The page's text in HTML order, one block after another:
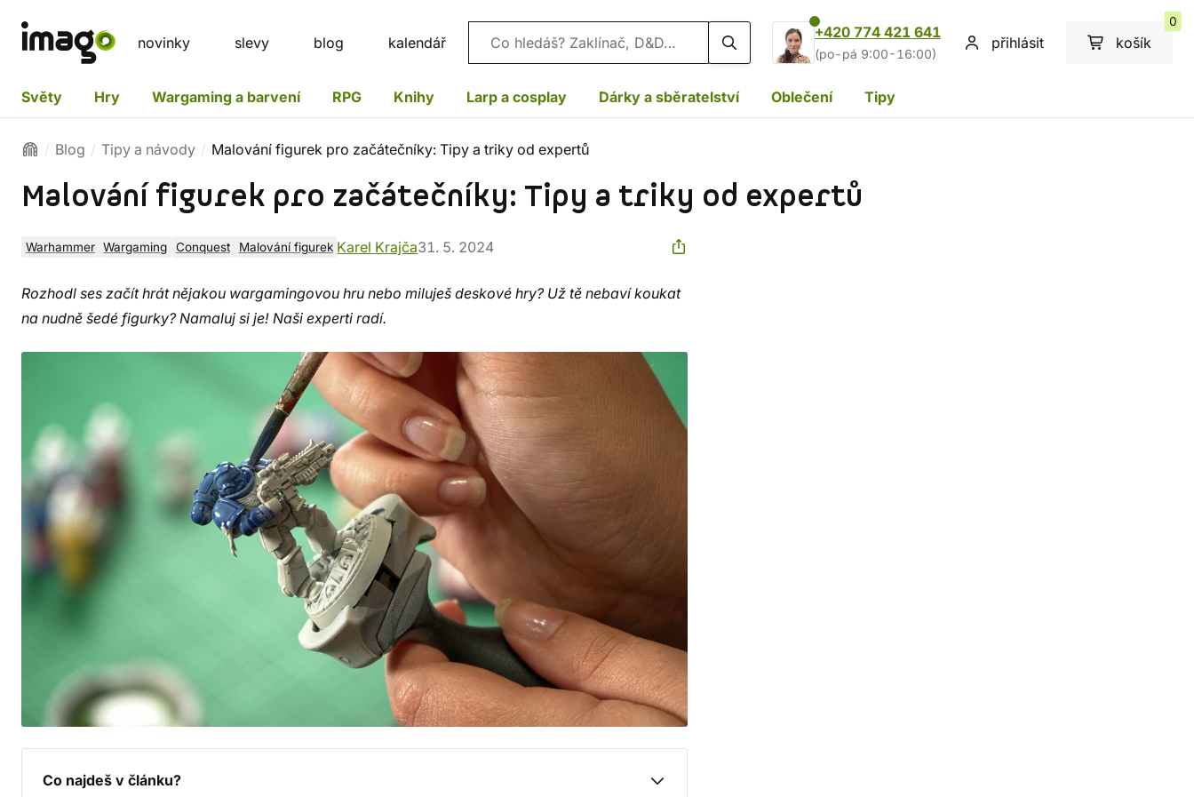
novinky slevy blog kalendář Vyhledávání
+420 774 421 641
(po-pá 9:00-16:00)
přihlásit košík
0
Světy Hry Wargaming a barvení RPG Knihy Larp a cosplay Dárky a sběratelství Oblečení Tipy
Blog Tipy a návody Malování figurek pro začátečníky: Tipy a triky od expertů
Malování figurek pro začátečníky: Tipy a triky od expertů
Warhammer Wargaming Conquest Malování figurek Karel Krajča31. 5. 2024
Rozhodl ses začít hrát nějakou wargamingovou hru nebo miluješ deskové hry? Už tě nebaví koukat
na nudně šedé figurky? Namaluj si je! Naši experti radí.
Co najdeš v článku?